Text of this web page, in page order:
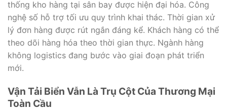
thống kho hàng tại sân bay được hiện đại hóa. Công
nghệ số hỗ trợ tối ưu quy trình khai thác. Thời gian xử
lý đơn hàng được rút ngắn đáng kể. Khách hàng có thể
theo dõi hàng hóa theo thời gian thực. Ngành hàng
không logistics đang bước vào giai đoạn phát triển
mới.
Vận Tải Biển Vẫn Là Trụ Cột Của Thương Mại
Toàn Cầu